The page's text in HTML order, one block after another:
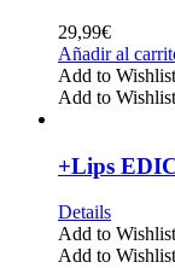
29,99€
Añadir al
Add to Wishlist
Add to Wishlist
+Lips
Details
Add to Wishlist
Add to Wishlist